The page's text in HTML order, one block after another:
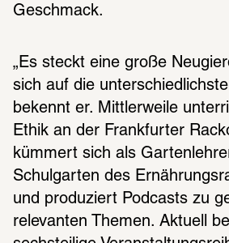
Geschmack.
„Es steckt eine große
sich auf die
bekennt er. Mittlerweile
Ethik an der Frankfurter
kümmert sich als
Schulgarten des
und produziert Podcasts zu
relevanten Themen. Aktuell